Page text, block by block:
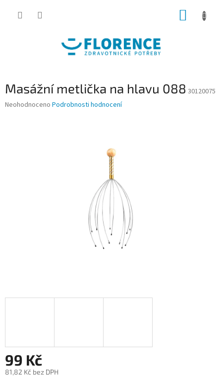
Masážní metlička na hlavu 088 30120075
Průměrné
Neohodnoceno Podrobnosti hodnocení
99 Kč
81,82 Kč bez DPH